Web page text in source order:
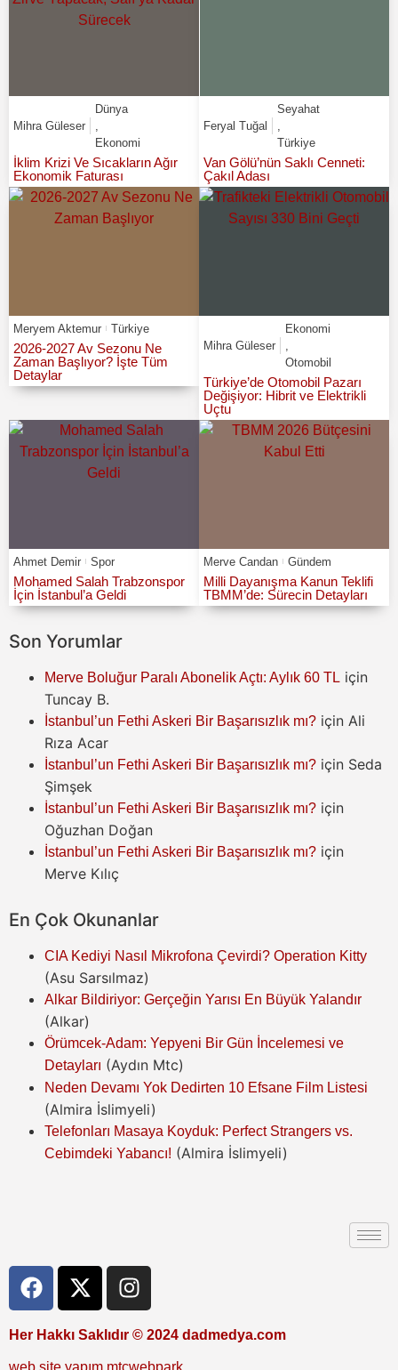
Mihra Güleser
Dünya
Ekonomi
İklim Krizi Ve Sıcakların Ağır
Ekonomik Faturası
Feryal Tuğal
Seyahat
Türkiye
Van Gölü’nün Saklı Cenneti:
Çakıl Adası
Meryem Aktemur Türkiye
2026-2027 Av Sezonu Ne
Zaman Başlıyor? İşte Tüm
Detaylar
Mihra Güleser
Ekonomi
Otomobil
Türkiye’de Otomobil Pazarı
Değişiyor: Hibrit ve Elektrikli
Uçtu
Ahmet Demir Spor
Mohamed Salah Trabzonspor
İçin İstanbul’a Geldi
Merve Candan Gündem
Milli Dayanışma Kanun Teklifi
TBMM’de: Sürecin Detayları
Son Yorumlar
Merve Boluğur Paralı Abonelik Açtı: Aylık 60 TL için
Tuncay B.
İstanbul’un Fethi Askeri Bir Başarısızlık mı? için Ali
Rıza Acar
İstanbul’un Fethi Askeri Bir Başarısızlık mı? için Seda
Şimşek
İstanbul’un Fethi Askeri Bir Başarısızlık mı? için
Oğuzhan Doğan
İstanbul’un Fethi Askeri Bir Başarısızlık mı? için
Merve Kılıç
En Çok Okunanlar
CIA Kediyi Nasıl Mikrofona Çevirdi? Operation Kitty
(Asu Sarsılmaz)
Alkar Bildiriyor: Gerçeğin Yarısı En Büyük Yalandır
(Alkar)
Örümcek-Adam: Yepyeni Bir Gün İncelemesi ve
Detayları (Aydın Mtc)
Neden Devamı Yok Dedirten 10 Efsane Film Listesi
(Almira İslimyeli)
Telefonları Masaya Koyduk: Perfect Strangers vs.
Cebimdeki Yabancı! (Almira İslimyeli)
Her Hakkı Saklıdır © 2024 dadmedya.com
web site yapım mtcwebpark